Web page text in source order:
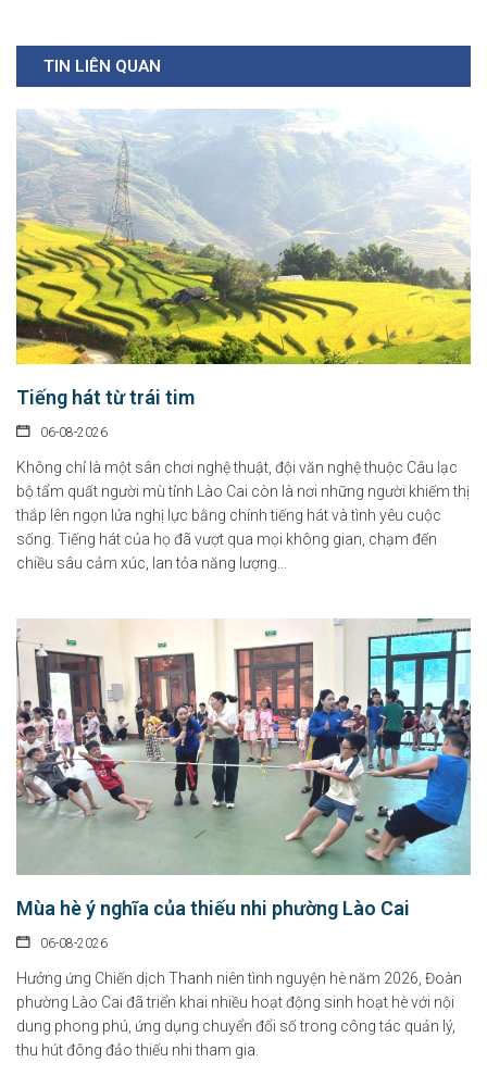
TIN LIÊN QUAN
Tiếng hát từ trái tim
06-08-2026
Không chỉ là một sân chơi nghệ thuật, đội văn nghệ thuộc Câu lạc
bộ tẩm quất người mù tỉnh Lào Cai còn là nơi những người khiếm thị
thắp lên ngọn lửa nghị lực bằng chính tiếng hát và tình yêu cuộc
sống. Tiếng hát của họ đã vượt qua mọi không gian, chạm đến
chiều sâu cảm xúc, lan tỏa năng lượng...
Mùa hè ý nghĩa của thiếu nhi phường Lào Cai
06-08-2026
Hưởng ứng Chiến dịch Thanh niên tình nguyện hè năm 2026, Đoàn
phường Lào Cai đã triển khai nhiều hoạt động sinh hoạt hè với nội
dung phong phú, ứng dụng chuyển đổi số trong công tác quản lý,
thu hút đông đảo thiếu nhi tham gia.